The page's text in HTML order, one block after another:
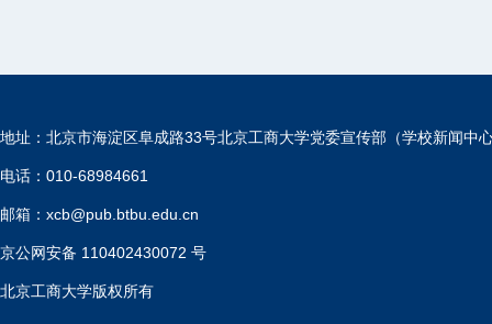
地址：北京市海淀区阜成路33号北京工商大学党委宣传部（学校新闻中
电话：010-68984661
邮箱：xcb@pub.btbu.edu.cn
京公网安备 110402430072 号
北京工商大学版权所有